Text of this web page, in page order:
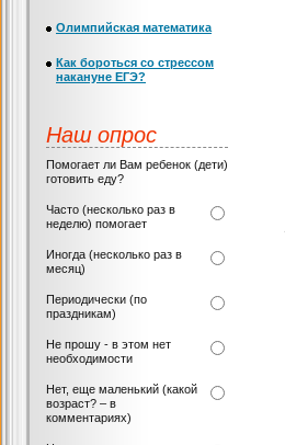
Олимпийская математика
Как бороться со стрессом
накануне ЕГЭ?
Наш опрос
Помогает ли Вам ребенок (дети)
готовить еду?
Часто (несколько раз в
неделю) помогает
Иногда (несколько раз в
месяц)
Периодически (по
праздникам)
Не прошу - в этом нет
необходимости
Нет, еще маленький (какой
возраст? – в
комментариях)